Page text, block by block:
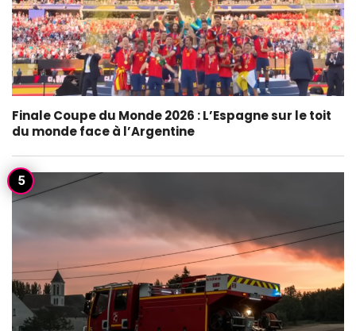
Finale Coupe du Monde 2026 : L’Espagne sur le toit
du monde face à l’Argentine